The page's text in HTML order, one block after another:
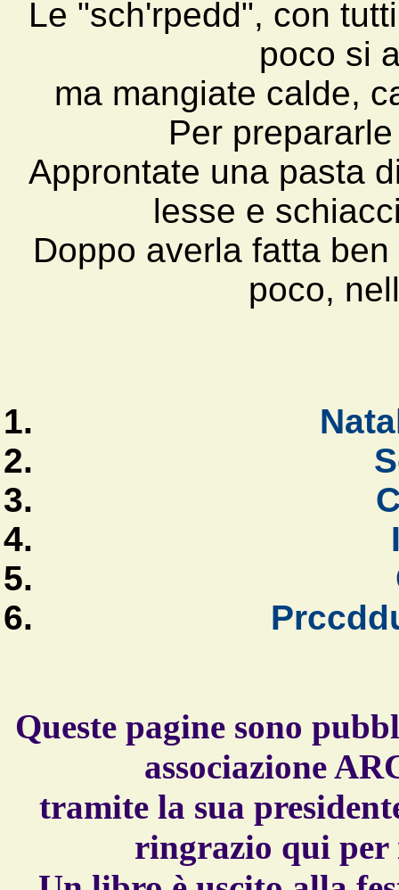
Le "sch'rpedd", con
poco si
ma mangiate calde,
Per
Approntate una pasta
lesse e
Doppo averla fatta
poco,
Queste pagine sono
associazione
tramite la sua
ringrazio qui per